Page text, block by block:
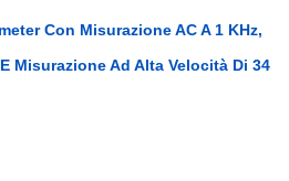
Con Misurazione AC A 1 KHz,
Misurazione Ad Alta Velocità Di 34